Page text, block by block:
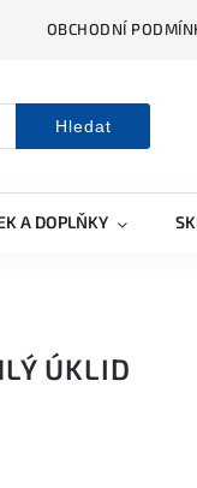
OBCHODNÍ
Hledat
A DOPLŇKY
ÚKLID